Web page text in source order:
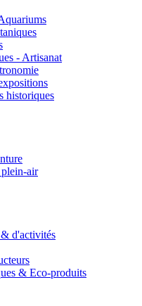
- Artisanat
historiques
air
d'activités
& Eco-produits